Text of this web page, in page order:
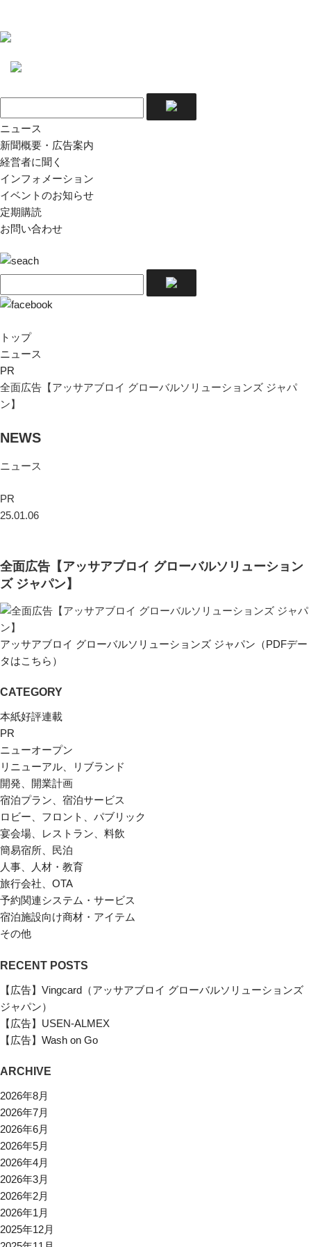
ニュース
新聞概要・広告案内
経営者に聞く
インフォメーション
イベントのお知らせ
定期購読
お問い合わせ
トップ
ニュース
PR
全面広告【アッサアブロイ グローバルソリューションズ ジャパ
ン】
NEWS
ニュース
PR
25.01.06
全面広告【アッサアブロイ グローバルソリューション
ズ ジャパン】
アッサアブロイ グローバルソリューションズ ジャパン（PDFデー
タはこちら）
CATEGORY
本紙好評連載
PR
ニューオープン
リニューアル、リブランド
開発、開業計画
宿泊プラン、宿泊サービス
ロビー、フロント、パブリック
宴会場、レストラン、料飲
簡易宿所、民泊
人事、人材・教育
旅行会社、OTA
予約関連システム・サービス
宿泊施設向け商材・アイテム
その他
RECENT POSTS
【広告】Vingcard（アッサアブロイ グローバルソリューションズ
ジャパン）
【広告】USEN-ALMEX
【広告】Wash on Go
ARCHIVE
2026年8月
2026年7月
2026年6月
2026年5月
2026年4月
2026年3月
2026年2月
2026年1月
2025年12月